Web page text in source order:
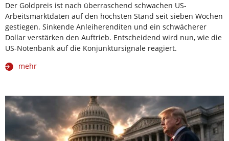
Der Goldpreis ist nach überraschend schwachen US-
Arbeitsmarktdaten auf den höchsten Stand seit sieben Wochen
gestiegen. Sinkende Anleiherenditen und ein schwächerer
Dollar verstärken den Auftrieb. Entscheidend wird nun, wie die
US-Notenbank auf die Konjunktursignale reagiert.
mehr